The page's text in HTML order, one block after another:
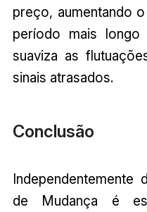
preço, aumentando
período mais
suaviza as
sinais atrasados.
Conclusão
de Mudança é